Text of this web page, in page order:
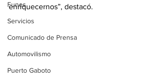
Funes
Servicios
Comunicado de Prensa
Automovilismo
Puerto Gaboto
enriquecernos”, destacó.